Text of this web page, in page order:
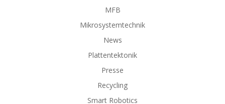
MFB
Mikrosystemtechnik
News
Plattentektonik
Presse
Recycling
Smart Robotics